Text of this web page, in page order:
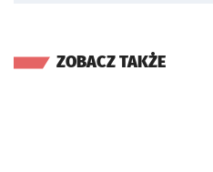
ZOBACZ TAKŻE